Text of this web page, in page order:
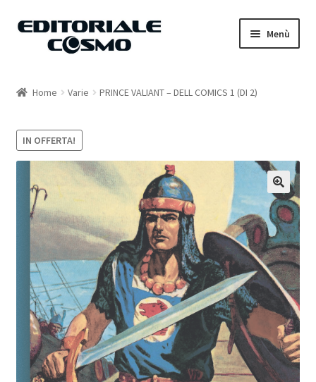
Vai
Vai
Menù
Carrello
Il mio account
Home Varie PRINCE VALIANT – DELL COMICS 1 (DI 2)
IN OFFERTA!